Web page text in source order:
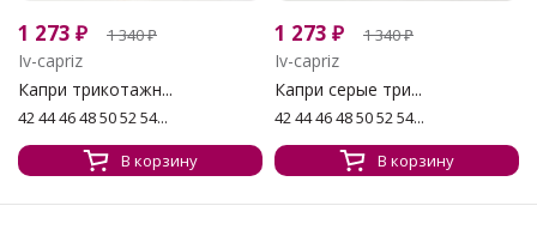
1 273 ₽ 1 340₽
Iv-capriz
Капри трикотажн...
42 44 46 48 50 52 54...
В корзину
1 273 ₽ 1 340₽
Iv-capriz
Капри серые три...
42 44 46 48 50 52 54...
В корзину